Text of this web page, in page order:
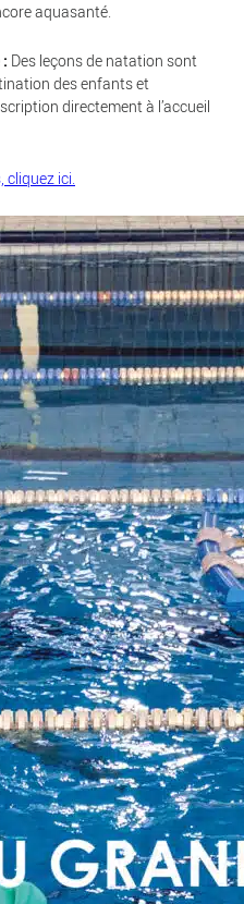
aquasanté.
Des leçons de natation sont
des enfants et
directement à l’accueil
cliquez ici.